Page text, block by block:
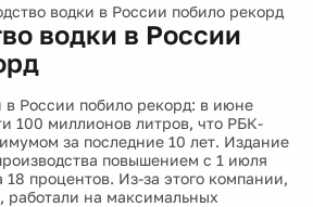
водки в России побило рекорд
водки в России
в России побило рекорд: в июне
100 миллионов литров, что РБК-
за последние 10 лет. Издание
повышением с 1 июля
18 процентов. Из-за этого компании,
работали на максимальных